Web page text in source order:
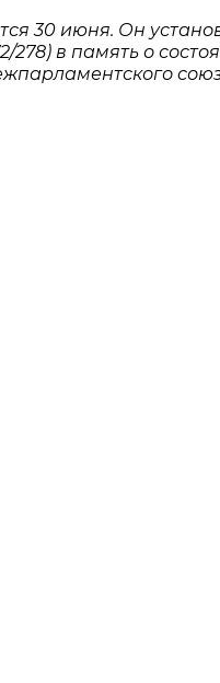
30 июня. Он
в память о